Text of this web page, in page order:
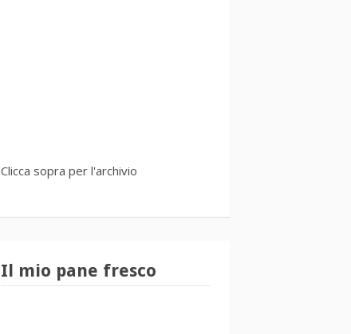
Clicca sopra per l'archivio
Il mio pane fresco